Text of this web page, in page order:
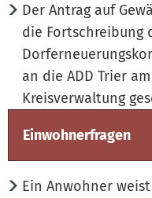
Der Antrag auf
die Fortschreibung
an die ADD Trier
Kreisverwaltung
Einwohnerfragen
Ein Anwohner